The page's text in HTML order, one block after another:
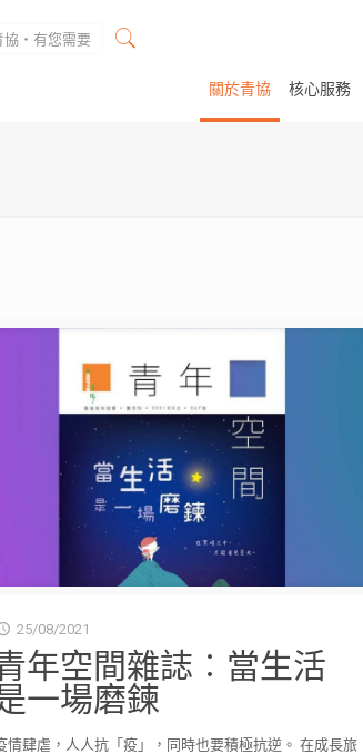
關於青協 核心服務
25/08/2021
年空間雜誌︰當生活
一場磨鍊
情肆虐，人人抗「疫」，同時也要積極抗逆。 在成長旅